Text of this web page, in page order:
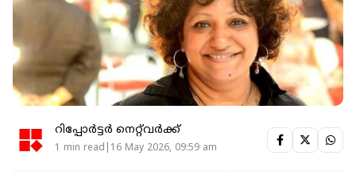
റിപ്പോർട്ടർ നെറ്റ്‌വര്‍ക്ക്‌
1 min read|16 May 2026, 09:59 am